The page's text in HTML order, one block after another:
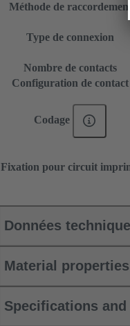
Méthode de raccordement
Type de connexion
Nombre de contacts
Configuration de contact
Codage
Fixation pour circuit
Données
Material properties
Specifications